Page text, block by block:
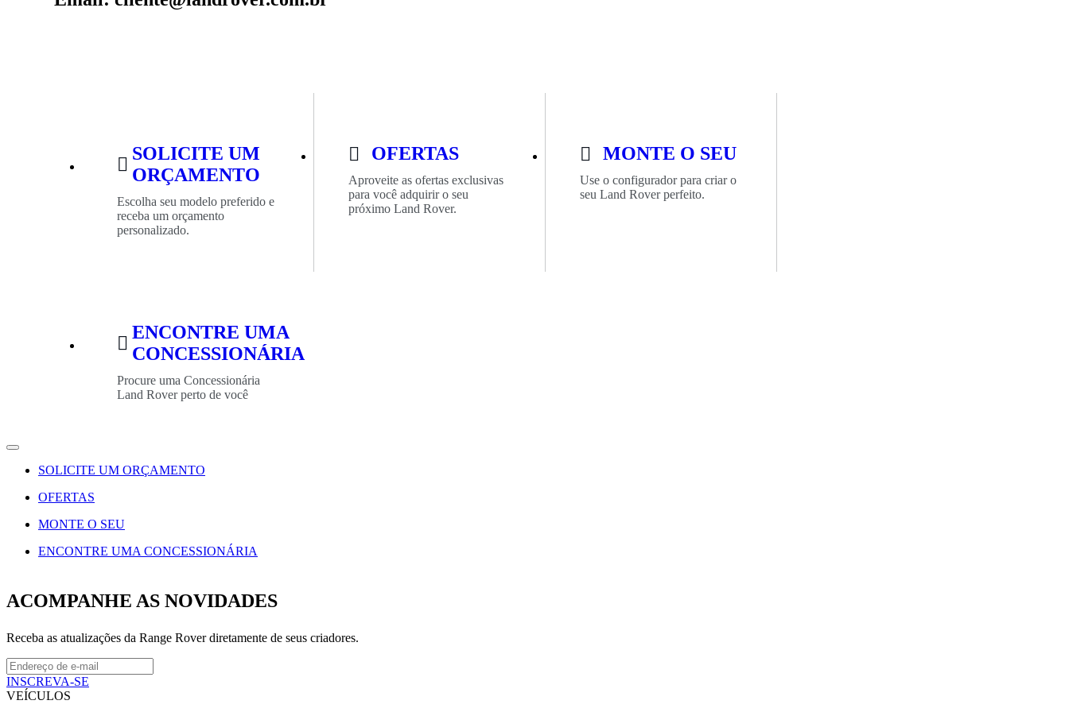
SOLICITE UM
ORÇAMENTO
Escolha seu modelo preferido e
receba um orçamento
personalizado.
OFERTAS
Aproveite as ofertas exclusivas
para você adquirir o seu
próximo Land Rover.
MONTE O SEU
Use o configurador para criar o
seu Land Rover perfeito.
ENCONTRE UMA
CONCESSIONÁRIA
Procure uma Concessionária
Land Rover perto de você
SOLICITE UM ORÇAMENTO
OFERTAS
MONTE O SEU
ENCONTRE UMA CONCESSIONÁRIA
ACOMPANHE AS NOVIDADES
Receba as atualizações da Range Rover diretamente de seus criadores.
INSCREVA-SE
VEÍCULOS